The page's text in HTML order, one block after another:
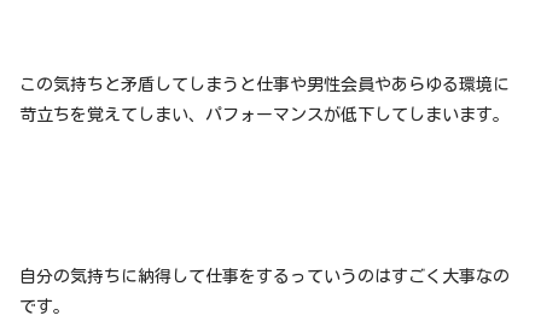
この気持ちと矛盾してしまうと仕事や男性会員やあらゆる環境に
苛立ちを覚えてしまい、パフォーマンスが低下してしまいます。
自分の気持ちに納得して仕事をするっていうのはすごく大事なの
です。